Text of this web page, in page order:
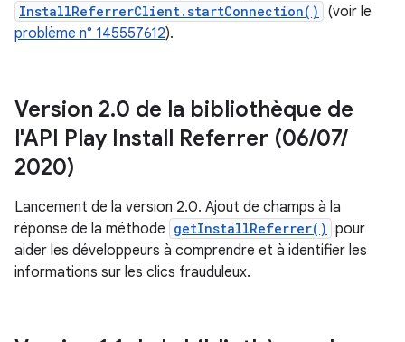
InstallReferrerClient.startConnection()
(voir le
problème n° 145557612).
Version 2.0 de la bibliothèque de
l'API Play Install Referrer (06/07/
2020)
Lancement de la version 2.0. Ajout de champs à la
réponse de la méthode getInstallReferrer() pour
aider les développeurs à comprendre et à identifier les
informations sur les clics frauduleux.